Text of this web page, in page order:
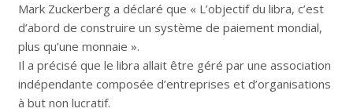
Mark Zuckerberg a déclaré que « L’objectif du libra, c’est
d’abord de construire un système de paiement mondial,
plus qu’une monnaie ».
Il a précisé que le libra allait être géré par une association
indépendante composée d’entreprises et d’organisations
à but non lucratif.